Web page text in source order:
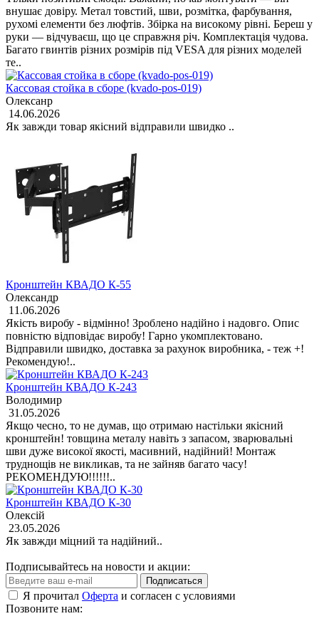
внушає довіру. Метал товстий, шви, розмітка, фарбування,
рухомі елементи без люфтів. Збірка на високому рівні. Береш у
руки — відчуваєш, що це справжня річ. Комплектація чудова.
Багато гвинтів різних розмірів під VESA для різних моделей
те..
Кассовая стойка в сборе (kvado-pos-019)
Олексанр
14.06.2026
Як завжди товар якісний відправили швидко ..
Кронштейн КВАДО К-55
Олександр
11.06.2026
Якість виробу - відмінно! Зроблено надійно і надовго. Опис
повністю відповідає виробу! Гарно укомплектовано.
Відправили швидко, доставка за рахунок виробника, - теж +!
Рекомендую!..
Кронштейн КВАДО К-243
Володимир
31.05.2026
Якщо чесно, то не думав, що отримаю настільки якісний
кронштейн! товщина металу навіть з запасом, зварювальні
шви дуже високої якості, масивний, надійний! Монтаж
труднощів не викликав, та не зайняв багато часу!
РЕКОМЕНДУЮ!!!!!!..
Кронштейн КВАДО К-30
Олексій
23.05.2026
Як завжди міцний та надійний..
Подписывайтесь на новости и акции:
Подписаться
Я прочитал Оферта и согласен с условиями
Позвоните нам: